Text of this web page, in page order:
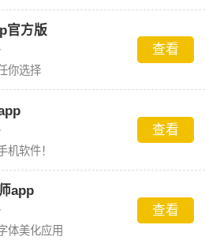
官方版
你选择
查看
机软件！
查看
app
体美化应用
查看